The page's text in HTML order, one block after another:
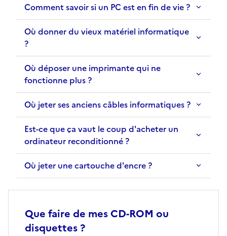
Comment savoir si un PC est en fin de vie ?
Où donner du vieux matériel informatique
?
Où déposer une imprimante qui ne
fonctionne plus ?
Où jeter ses anciens câbles informatiques ?
Est-ce que ça vaut le coup d'acheter un
ordinateur reconditionné ?
Où jeter une cartouche d'encre ?
Que faire de mes CD-ROM ou
disquettes ?